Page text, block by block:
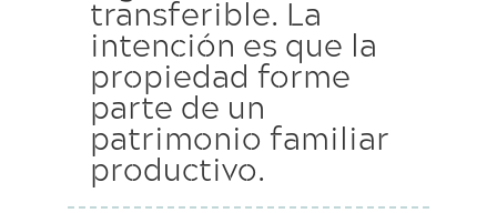
transferible. La
intención es que la
propiedad forme
parte de un
patrimonio familiar
productivo.